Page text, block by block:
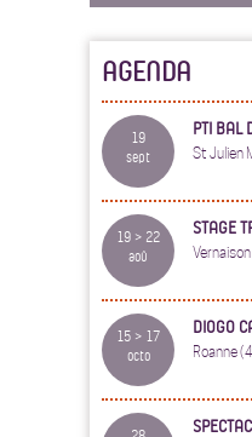
AGENDA
19
sept
PTI BAL
St Julien
19 > 22
aoû
STAGE
15 > 17
octo
DIOGO
Roanne